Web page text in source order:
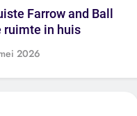
Farrow and Ball
ruimte in huis
2026